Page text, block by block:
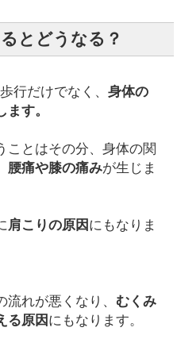
とどうなる？
行だけでなく、身体の
す。
ことはその分、身体の関
腰痛や膝の痛みが生じま
肩こりの原因 にもなりま
れが悪くなり、 むくみ
る原因 にもなります。